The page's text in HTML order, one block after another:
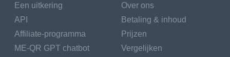
Een uitkering
API
Affiliate-programma
ME-QR GPT chatbot
Over ons
Betaling & inhoud
Prijzen
Vergelijken